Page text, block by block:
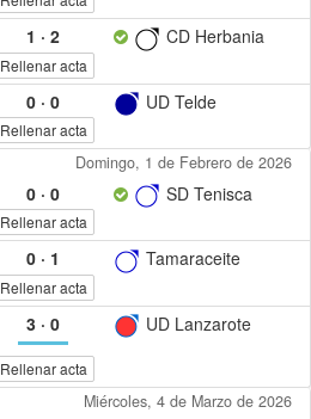
1 · 2 CD Herbania
Rellenar acta
0· 0 UD Telde
Rellenar acta
Domingo, 1 de Febrero de 2026
0· 0 SD Tenisca
Rellenar acta
0· 1 Tamaraceite
Rellenar acta
3· 0 UD Lanzarote
Rellenar acta
Miércoles, 4 de Marzo de 2026